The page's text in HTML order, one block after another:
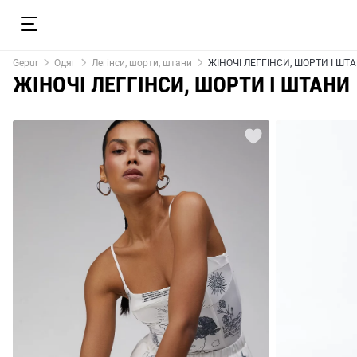
Gepur Одяг Легінси, шорти, штани ЖІНОЧІ ЛЕГГІНСИ, ШОРТИ І
ЖІНОЧІ ЛЕГГІНСИ, ШОРТИ І ШТАНИ